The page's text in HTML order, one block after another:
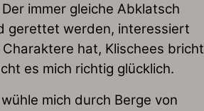
immer gleiche Abklatsch
gerettet werden, interessiert
hat, Klischees bricht
es mich richtig glücklich.
mich durch Berge von